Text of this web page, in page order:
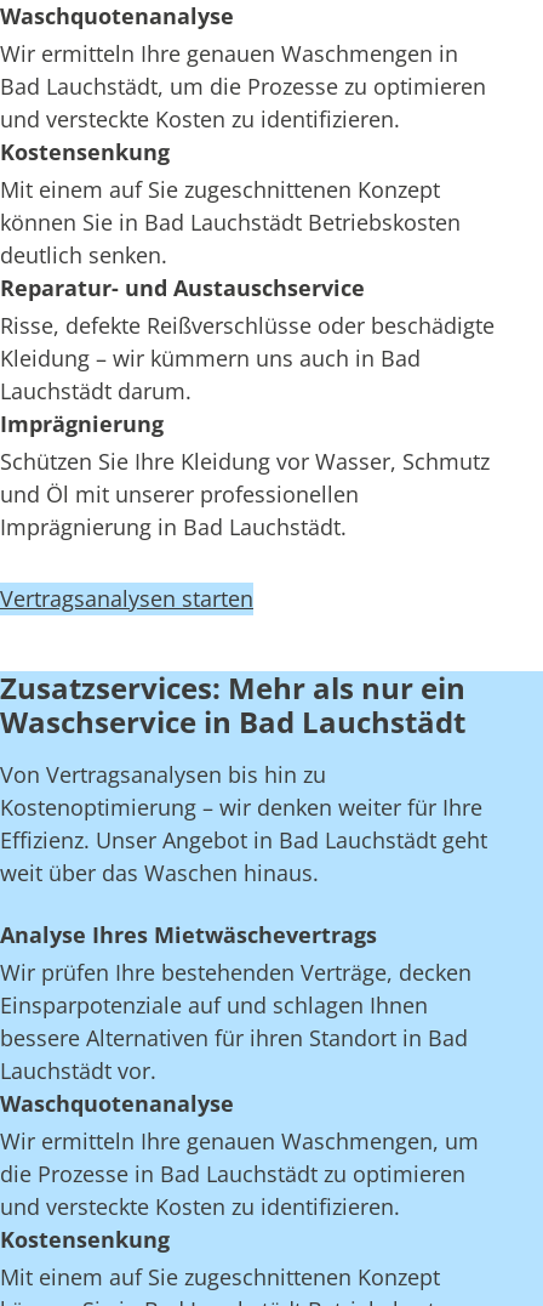
Waschquotenanalyse
Wir ermitteln Ihre genauen Waschmengen in
Bad Lauchstädt, um die Prozesse zu optimieren
und versteckte Kosten zu identifizieren.
Kostensenkung
Mit einem auf Sie zugeschnittenen Konzept
können Sie in Bad Lauchstädt Betriebskosten
deutlich senken.
Reparatur- und Austauschservice
Risse, defekte Reißverschlüsse oder beschädigte
Kleidung – wir kümmern uns auch in Bad
Lauchstädt darum.
Imprägnierung
Schützen Sie Ihre Kleidung vor Wasser, Schmutz
und Öl mit unserer professionellen
Imprägnierung in Bad Lauchstädt.
Vertragsanalysen starten
Zusatzservices: Mehr als nur ein
Waschservice in Bad Lauchstädt
Von Vertragsanalysen bis hin zu
Kostenoptimierung – wir denken weiter für Ihre
Effizienz. Unser Angebot in Bad Lauchstädt geht
weit über das Waschen hinaus.
Analyse Ihres Mietwäschevertrags
Wir prüfen Ihre bestehenden Verträge, decken
Einsparpotenziale auf und schlagen Ihnen
bessere Alternativen für ihren Standort in Bad
Lauchstädt vor.
Waschquotenanalyse
Wir ermitteln Ihre genauen Waschmengen, um
die Prozesse in Bad Lauchstädt zu optimieren
und versteckte Kosten zu identifizieren.
Kostensenkung
Mit einem auf Sie zugeschnittenen Konzept